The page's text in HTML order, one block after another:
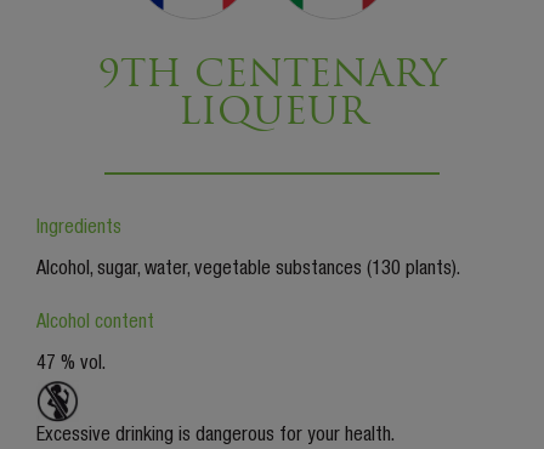
9TH CENTENARY
LIQUEUR
Ingredients
Alcohol, sugar, water, vegetable substances (130 plants).
Alcohol content
47 % vol.
Excessive drinking is dangerous for your health.